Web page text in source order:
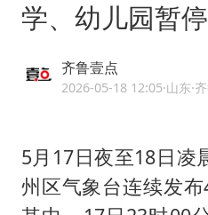
学、幼儿园暂
齐鲁壹点
2026-05-18 12:05·山东·
5月17日夜至18日凌
州区气象台连续发布